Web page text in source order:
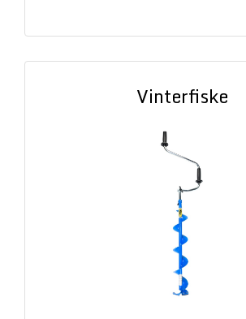
Vinterfiske